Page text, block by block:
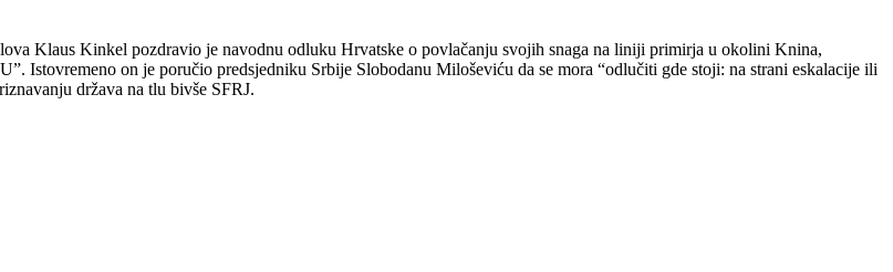
Klaus Kinkel pozdravio je navodnu odluku Hrvatske o povlačanju svojih snaga na liniji primirja u okolini Knina,
Istovremeno on je poručio predsjedniku Srbije Slobodanu Miloševiću da se mora “odlučiti gde stoji: na strani eskalacije ili
država na tlu bivše SFRJ.